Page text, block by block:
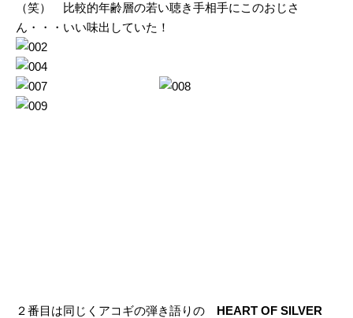
（笑） 比較的年齢層の若い聴き手相手にこのおじさ
ん・・・いい味出していた！
２番目は同じくアコギの弾き語りの HEART OF SILVER